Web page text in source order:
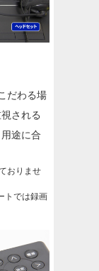
だわる場
される
途に合
おりませ
トでは録画